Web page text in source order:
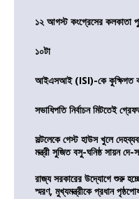
১২ আগস্ট কংগ্রেসের কলকাতা
১০টা
আইএসআই (ISI)-কে কুক্ষিগত
সভাধিপতি নির্বাচন মিটতেই
সল্টলেকে গেস্ট হাউস খুলে
মন্ত্রী সুজিত বসু-ঘনিষ্ঠ সায়ন
রাজ্য সরকারের উদ্যোগে শুরু
স্মরণ, মুখ্যমন্ত্রীকে প্রধান